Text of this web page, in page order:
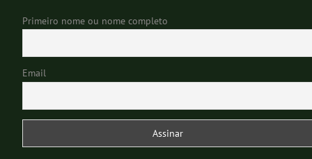
Primeiro nome ou nome completo
Email